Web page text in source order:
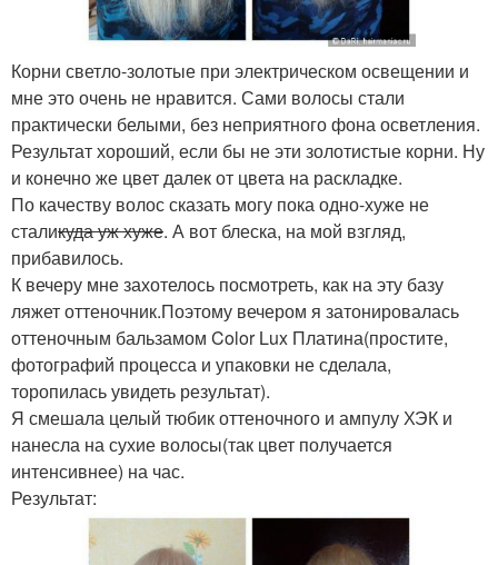
Корни светло-золотые при электрическом освещении и
мне это очень не нравится. Сами волосы стали
практически белыми, без неприятного фона осветления.
Результат хороший, если бы не эти золотистые корни. Ну
и конечно же цвет далек от цвета на раскладке.
По качеству волос сказать могу пока одно-хуже не
сталикуда уж хуже. А вот блеска, на мой взгляд,
прибавилось.
К вечеру мне захотелось посмотреть, как на эту базу
ляжет оттеночник.Поэтому вечером я затонировалась
оттеночным бальзамом Color Lux Платина(простите,
фотографий процесса и упаковки не сделала,
торопилась увидеть результат).
Я смешала целый тюбик оттеночного и ампулу ХЭК и
нанесла на сухие волосы(так цвет получается
интенсивнее) на час.
Результат: